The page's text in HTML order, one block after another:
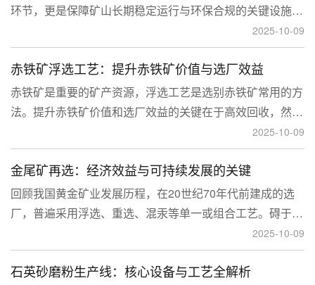
环节，更是保障矿山长期稳定运行与环保合规的关键设施。
然而，铜矿尾矿本身具有粒度细、水量大、化学活性强等特
性，使尾矿库在坝体稳定、防渗处理与排洪系统设计方面面
临更高技术挑战。
2025-10-09
赤铁矿浮选工艺：提升赤铁矿价值与选厂效益
赤铁矿是重要的矿产资源，浮选工艺是选别赤铁矿常用的方
法。提升赤铁矿价值和选厂效益的关键在于高效回收，然
而，赤铁矿往往存在嵌布粒度细、易泥化、存在高硅铝杂质
等特征。利用传统的浮选工艺进行处理会面临回收率低、精
矿品位不稳定、药剂成本高等问题。
2025-10-09
金尾矿再选：经济效益与可持续发展的关键
回顾我国黄金矿业发展历程，在20世纪70年代前建成的选
厂，普遍采用浮选、重选、混汞等单一或组合工艺。碍于当
时选矿工艺水平的限制，回收率普遍较低，大量细粒金、包
裹金或与特定矿物共生的金流失到尾矿中，造成了巨大的经
济损失。
2025-10-09
石英砂磨粉生产线：核心设备与工艺全解析